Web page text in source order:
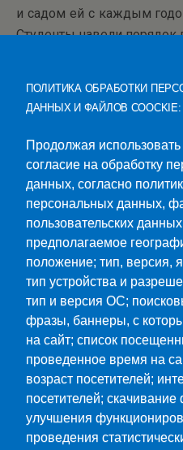
и садом ей с каждым
Студенты навели порядок
Произвели обрезку
Студенты получили
пожилому человеку.
обязанность
Категории:Новости
Предыдущая Запись
Генератор Приехал В Зону
Специальной Военной
ПОЛИТИКА ОБРАБОТКИ
ДАННЫХ И ФАЙЛОВ COOCKIE:
Продолжая
согласие на обработку
данных, согласно
персональных данных,
пользовательских
предполагаемое
положение; тип, версия,
тип устройства и
тип и версия ОС;
фразы, баннеры, с
на сайт; список
проведенное время на
возраст посетителей;
посетителей;
улучшения
проведения